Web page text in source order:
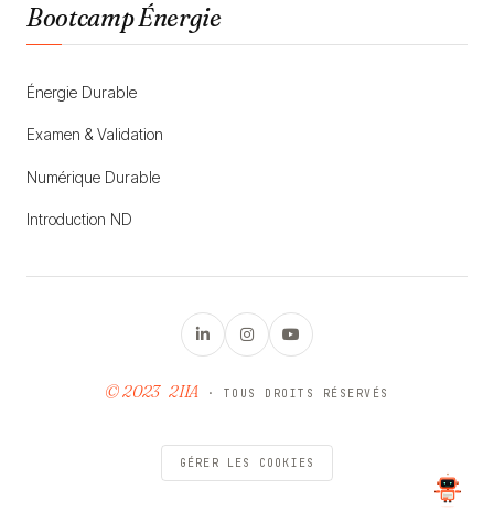
Bootcamp Énergie
Énergie Durable
Examen & Validation
Numérique Durable
Introduction ND
© 2023 2IIA · TOUS DROITS RÉSERVÉS
GÉRER LES COOKIES